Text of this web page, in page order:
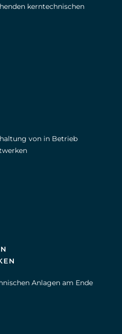
kerntechnischen
von in Betrieb
Anlagen am Ende